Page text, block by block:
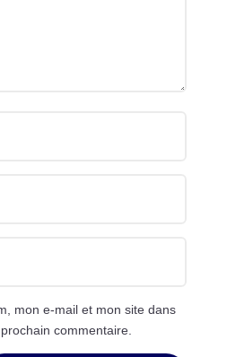
mon e-mail et mon site dans
commentaire.